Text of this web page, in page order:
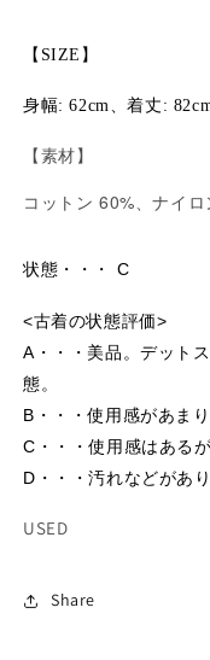
【SIZE】
身幅: 62cm、着丈:
【素材】
コットン 60% 、ナイロ
状態・・・ C
<古着の状態評価>
A・・・美品。デット
態。
B・・・使用感があま
C・・・使用感はある
D・・・汚れなどがあ
USED
Share